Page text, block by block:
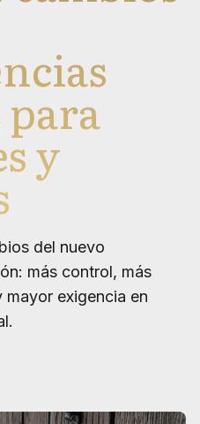
y
del nuevo
más control, más
exigencia en